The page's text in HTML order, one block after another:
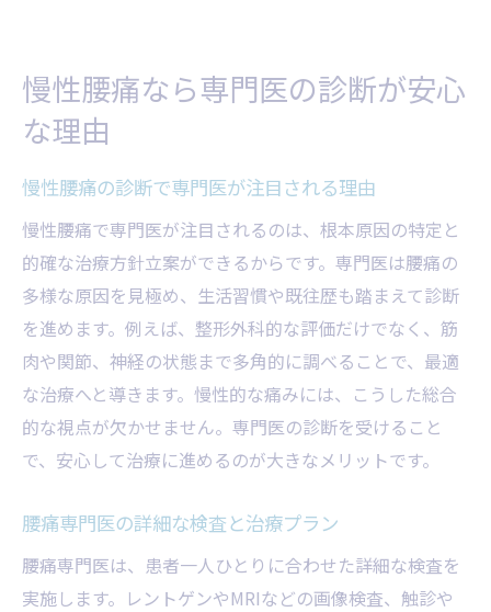
慢性腰痛なら専門医の診断が安心
な理由
慢性腰痛の診断で専門医が注目される理由
慢性腰痛で専門医が注目されるのは、根本原因の特定と
的確な治療方針立案ができるからです。専門医は腰痛の
多様な原因を見極め、生活習慣や既往歴も踏まえて診断
を進めます。例えば、整形外科的な評価だけでなく、筋
肉や関節、神経の状態まで多角的に調べることで、最適
な治療へと導きます。慢性的な痛みには、こうした総合
的な視点が欠かせません。専門医の診断を受けること
で、安心して治療に進めるのが大きなメリットです。
腰痛専門医の詳細な検査と治療プラン
腰痛専門医は、患者一人ひとりに合わせた詳細な検査を
実施します。レントゲンやMRIなどの画像検査、触診や